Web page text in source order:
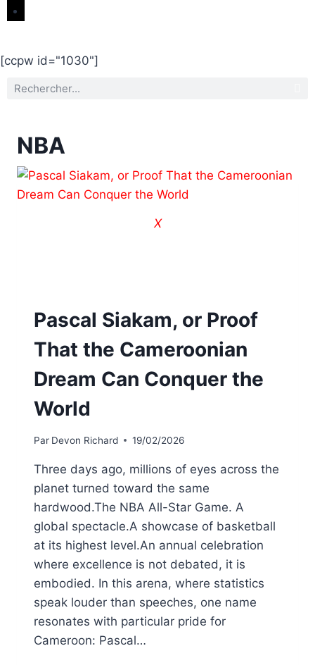
[ccpw id="1030"]
NBA
X
Pascal Siakam, or Proof
That the Cameroonian
Dream Can Conquer the
World
Par Devon Richard 19/02/2026
Three days ago, millions of eyes across the
planet turned toward the same
hardwood.The NBA All-Star Game. A
global spectacle.A showcase of basketball
at its highest level.An annual celebration
where excellence is not debated, it is
embodied. In this arena, where statistics
speak louder than speeches, one name
resonates with particular pride for
Cameroon: Pascal…